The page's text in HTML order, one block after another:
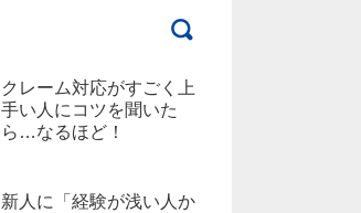
クレーム対応がすごく上
手い人にコツを聞いた
ら…なるほど！
新人に「経験が浅い人か